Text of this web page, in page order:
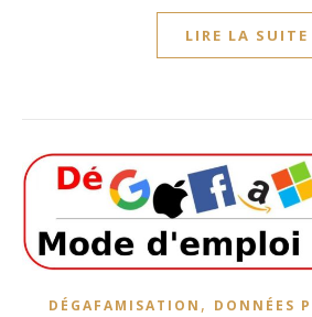
LIRE LA SUITE
DÉGAFAMISATION , DONNÉES